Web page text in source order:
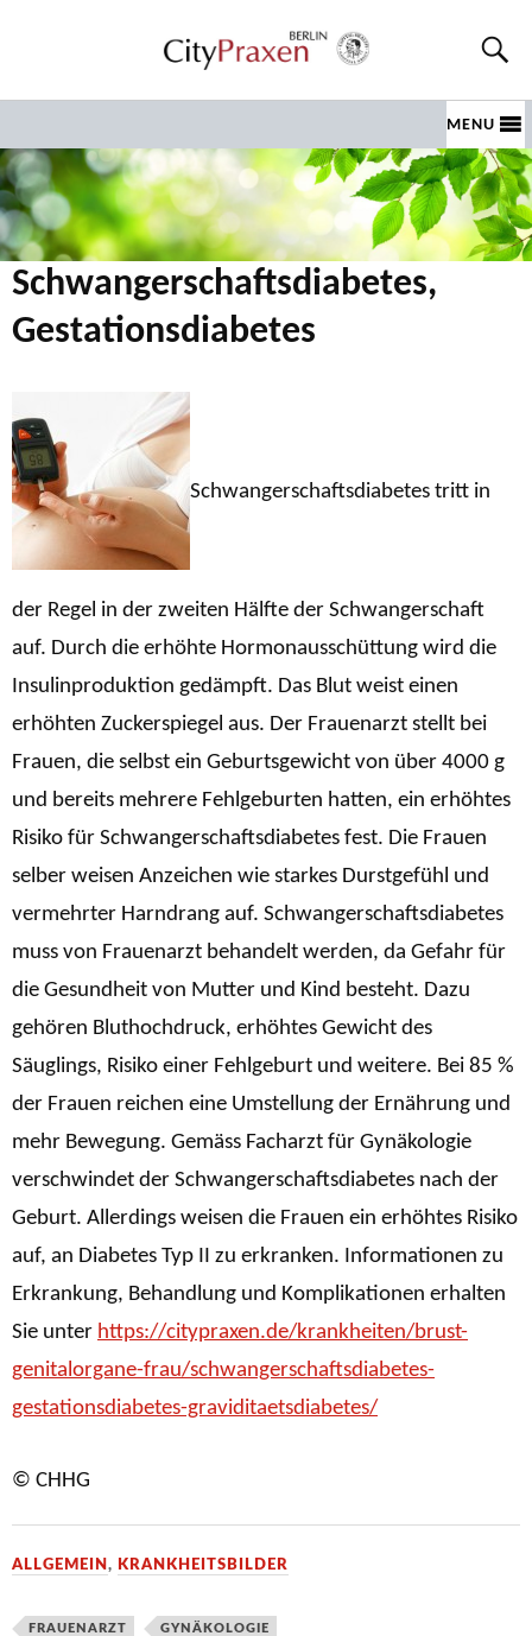
MENU
Schwangerschaftsdiabetes,
Gestationsdiabetes
Schwangerschaftsdiabetes tritt in
der Regel in der zweiten Hälfte der Schwangerschaft
auf. Durch die erhöhte Hormonausschüttung wird die
Insulinproduktion gedämpft. Das Blut weist einen
erhöhten Zuckerspiegel aus. Der Frauenarzt stellt bei
Frauen, die selbst ein Geburtsgewicht von über 4000 g
und bereits mehrere Fehlgeburten hatten, ein erhöhtes
Risiko für Schwangerschaftsdiabetes fest. Die Frauen
selber weisen Anzeichen wie starkes Durstgefühl und
vermehrter Harndrang auf. Schwangerschaftsdiabetes
muss von Frauenarzt behandelt werden, da Gefahr für
die Gesundheit von Mutter und Kind besteht. Dazu
gehören Bluthochdruck, erhöhtes Gewicht des
Säuglings, Risiko einer Fehlgeburt und weitere. Bei 85 %
der Frauen reichen eine Umstellung der Ernährung und
mehr Bewegung. Gemäss Facharzt für Gynäkologie
verschwindet der Schwangerschaftsdiabetes nach der
Geburt. Allerdings weisen die Frauen ein erhöhtes Risiko
auf, an Diabetes Typ II zu erkranken. Informationen zu
Erkrankung, Behandlung und Komplikationen erhalten
Sie unter https://citypraxen.de/krankheiten/brust-
genitalorgane-frau/schwangerschaftsdiabetes-
gestationsdiabetes-graviditaetsdiabetes/
© CHHG
ALLGEMEIN , KRANKHEITSBILDER
FRAUENARZT GYNÄKOLOGIE